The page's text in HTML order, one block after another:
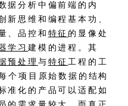
据分析中偏前端的内
新思维和编程基本功、
、品控和 特征 的显像处
学习建模的进程。其
预处理 与 特征工程的工
个项目原始数据的结构
准化的产品可以适配如